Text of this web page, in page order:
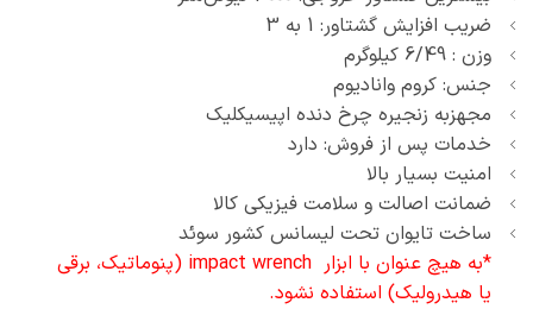
ضریب افزایش گشتاور: 1 به 3
وزن : 6/49 کیلوگرم
جنس: کروم وانادیوم
مجهزبه زنجیره چرخ دنده اپیسیکلیک
خدمات پس از فروش: دارد
امنیت بسیار بالا
ضمانت اصالت و سلامت فیزیکی کالا
ساخت تایوان تحت لیسانس کشور سوئد
*به هیچ عنوان با ابزار impact wrench (پنوماتیک، برقی
یا هیدرولیک) استفاده نشود.